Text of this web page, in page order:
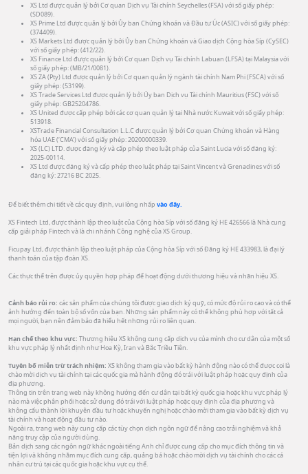
XS Ltd được quản lý bởi Cơ quan Dịch vụ Tài chính Seychelles (FSA) với số giấy phép:
(SD089).
XS Prime Ltd được quản lý bởi Ủy ban Chứng khoán và Đầu tư Úc (ASIC) với số giấy phép:
(374409).
XS Markets Ltd được quản lý bởi Ủy ban Chứng khoán và Giao dịch Cộng hòa Síp (CySEC)
với số giấy phép: (412/22).
XS Finance Ltd được quản lý bởi Cơ quan Dịch vụ Tài chính Labuan (LFSA) tại Malaysia với
số giấy phép: (MB/21/0081).
XS ZA (Pty) Ltd được quản lý bởi Cơ quan quản lý ngành tài chính Nam Phi (FSCA) với số
giấy phép: (53199).
XS Trade Services Ltd được quản lý bởi Ủy ban Dịch vụ Tài chính Mauritius (FSC) với số
giấy phép: GB25204786.
XS United được cấp phép bởi các cơ quan quản lý tại Nhà nước Kuwait với số giấy phép:
513918.
XSTrade Financial Consultation L.L.C được quản lý bởi Cơ quan Chứng khoán và Hàng
hóa UAE (‘CMA’) với số giấy phép: 20200000339.
XS (LC) LTD. được đăng ký và cấp phép theo luật pháp của Saint Lucia với số đăng ký:
2025-00114.
XS Ltd được đăng ký và cấp phép theo luật pháp tại Saint Vincent và Grenadines với số
đăng ký: 27216 BC 2025.
Để biết thêm chi tiết về các quy định, vui lòng nhấp vào đây.
XS Fintech Ltd, được thành lập theo luật của Cộng hòa Síp với số đăng ký HE 426566 là Nhà cung
cấp giải pháp Fintech và là chi nhánh Công nghệ của XS Group.
Ficupay Ltd, được thành lập theo luật pháp của Cộng hòa Síp với số Đăng ký HE 433983, là đại lý
thanh toán của tập đoàn XS.
Các thực thể trên được ủy quyền hợp pháp để hoạt động dưới thương hiệu và nhãn hiệu XS.
Cảnh báo rủi ro: các sản phẩm của chúng tôi được giao dịch ký quỹ, có mức độ rủi ro cao và có thể
ảnh hưởng đến toàn bộ số vốn của bạn. Những sản phẩm này có thể không phù hợp với tất cả
mọi người, bạn nên đảm bảo đã hiểu hết những rủi ro liên quan.
Hạn chế theo khu vực: Thương hiệu XS không cung cấp dịch vụ của mình cho cư dân của một số
khu vực pháp lý nhất định như Hoa Kỳ, Iran và Bắc Triều Tiên.
Tuyên bố miễn trừ trách nhiệm: XS không tham gia vào bất kỳ hành động nào có thể được coi là
chào mời dịch vụ tài chính tại các quốc gia mà hành động đó trái với luật pháp hoặc quy định của
địa phương.
Thông tin trên trang web này không hướng đến cư dân tại bất kỳ quốc gia hoặc khu vực pháp lý
nào mà việc phân phối hoặc sử dụng đó trái với luật pháp hoặc quy định của địa phương và
không cấu thành lời khuyên đầu tư hoặc khuyến nghị hoặc chào mời tham gia vào bất kỳ dịch vụ
tài chính và hoạt động đầu tư nào.
Ngoài ra, trang web này cung cấp các tùy chọn dịch ngôn ngữ để nâng cao trải nghiệm và khả
năng truy cập của người dùng.
Bản dịch sang các ngôn ngữ khác ngoài tiếng Anh chỉ được cung cấp cho mục đích thông tin và
tiện lợi và không nhằm mục đích cung cấp, quảng bá hoặc chào mời dịch vụ tài chính cho các cá
nhân cư trú tại các quốc gia hoặc khu vực cụ thể.